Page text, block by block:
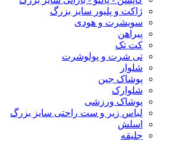
ژاکت و پلیور سایز بزرگ
سویشرت و هودی
پیراهن
کت تک
تی شرت و پولوشرت
شلوار
پوشاک جین
شلوارک
پوشاک ورزشی
لباس زیر و ست راحتی سایز بزرگ
اسلش
جلیقه